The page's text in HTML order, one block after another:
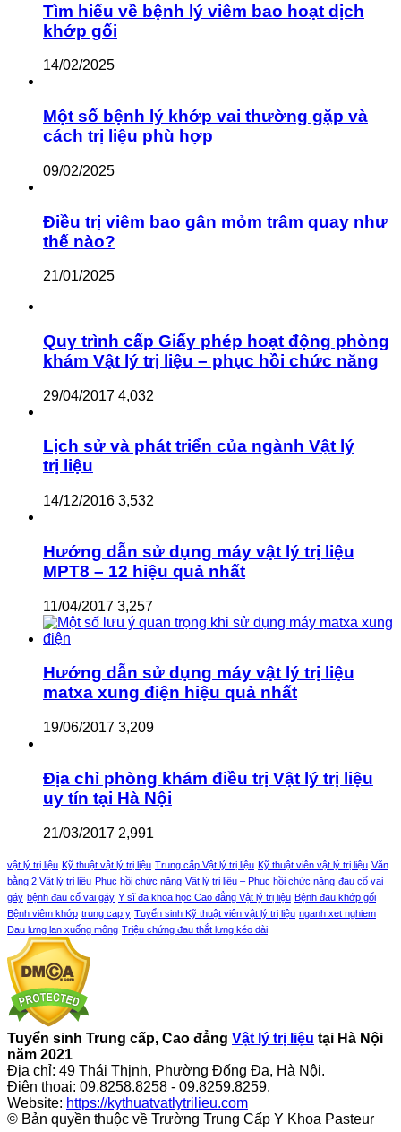
Tìm hiểu về bệnh lý viêm bao hoạt dịch
khớp gối
14/02/2025
Một số bệnh lý khớp vai thường gặp và
cách trị liệu phù hợp
09/02/2025
Điều trị viêm bao gân mỏm trâm quay như
thế nào?
21/01/2025
Quy trình cấp Giấy phép hoạt động phòng
khám Vật lý trị liệu – phục hồi chức năng
29/04/2017 4,032
Lịch sử và phát triển của ngành Vật lý
trị liệu
14/12/2016 3,532
Hướng dẫn sử dụng máy vật lý trị liệu
MPT8 – 12 hiệu quả nhất
11/04/2017 3,257
Hướng dẫn sử dụng máy vật lý trị liệu
matxa xung điện hiệu quả nhất
19/06/2017 3,209
Địa chỉ phòng khám điều trị Vật lý trị liệu
uy tín tại Hà Nội
21/03/2017 2,991
vật lý trị liệu Kỹ thuật vật lý trị liệu Trung cấp Vật lý trị liệu Kỹ thuật viên vật lý trị liệu Văn
bằng 2 Vật lý trị liệu Phục hồi chức năng Vật lý trị liệu – Phục hồi chức năng đau cổ vai
gáy bệnh đau cổ vai gáy Y sĩ đa khoa học Cao đẳng Vật lý trị liệu Bệnh đau khớp gối
Bệnh viêm khớp trung cap y Tuyển sinh Kỹ thuật viên vật lý trị liệu nganh xet nghiem
Đau lưng lan xuống mông Triệu chứng đau thắt lưng kéo dài
Tuyển sinh Trung cấp, Cao đẳng Vật lý trị liệu tại Hà Nội
năm 2021
Địa chỉ: 49 Thái Thịnh, Phường Đống Đa, Hà Nội.
Điện thoại: 09.8258.8258 - 09.8259.8259.
Website: https://kythuatvatlytrilieu.com
© Bản quyền thuộc về Trường Trung Cấp Y Khoa Pasteur